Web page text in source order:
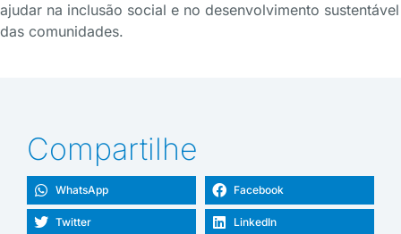
ajudar na inclusão social e no desenvolvimento sustentável
das comunidades.
Compartilhe
WhatsApp Facebook
Twitter LinkedIn